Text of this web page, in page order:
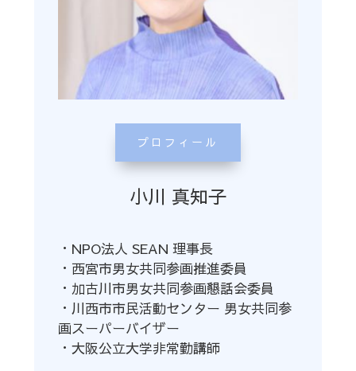
プロフィール
小川 真知子
・NPO法人 SEAN 理事長
・西宮市男女共同参画推進委員
・加古川市男女共同参画懇話会委員
・川西市市民活動センター 男女共同参
画スーパーバイザー
・大阪公立大学非常勤講師